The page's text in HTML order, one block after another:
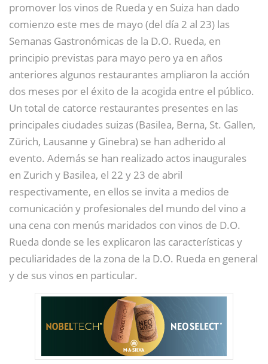
promover los vinos de Rueda y en Suiza han dado
comienzo este mes de mayo (del día 2 al 23) las
Semanas Gastronómicas de la D.O. Rueda, en
principio previstas para mayo pero ya en años
anteriores algunos restaurantes ampliaron la acción
dos meses por el éxito de la acogida entre el público.
Un total de catorce restaurantes presentes en las
principales ciudades suizas (Basilea, Berna, St. Gallen,
Zürich, Lausanne y Ginebra) se han adherido al
evento. Además se han realizado actos inaugurales
en Zurich y Basilea, el 22 y 23 de abril
respectivamente, en ellos se invita a medios de
comunicación y profesionales del mundo del vino a
una cena con menús maridados con vinos de D.O.
Rueda donde se les explicaron las características y
peculiaridades de la zona de la D.O. Rueda en general
y de sus vinos en particular.